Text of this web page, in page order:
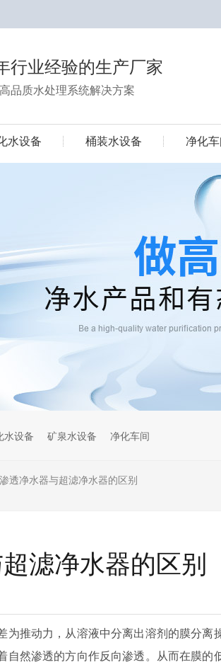
行业经验的生产厂家
品质水处理系统解决方案
水设备 桶装水设备 净化车
水设备 矿泉水设备 净化车间
透净水器与超滤净水器的区别
滤净水器的区别
为推动力，从溶液中分离出溶剂的膜分离
自然渗透的方向作反向渗透。从而在膜的